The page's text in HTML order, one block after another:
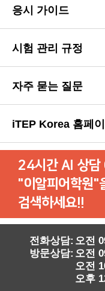
응시 가이드
시험 관리 규정
자주 묻는 질문
iTEP Korea 홈페이
24시간 AI 상
"이알피어학원"
검색하세요!!
전화상담:
방문상담:
오전
오전
오전
오후